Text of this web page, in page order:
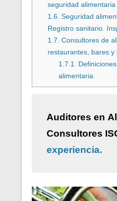
seguridad
1.6. Seguridad
Registro sanitario.
1.7. Consultores de
restaurantes, bares y
1.7.1.
alimentaria.
Auditores en
Consultores
experiencia.